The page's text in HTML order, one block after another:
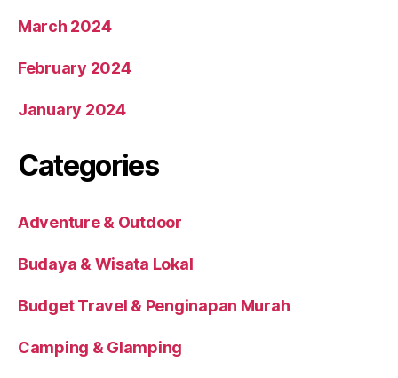
March 2024
February 2024
January 2024
Categories
Adventure & Outdoor
Budaya & Wisata Lokal
Budget Travel & Penginapan Murah
Camping & Glamping